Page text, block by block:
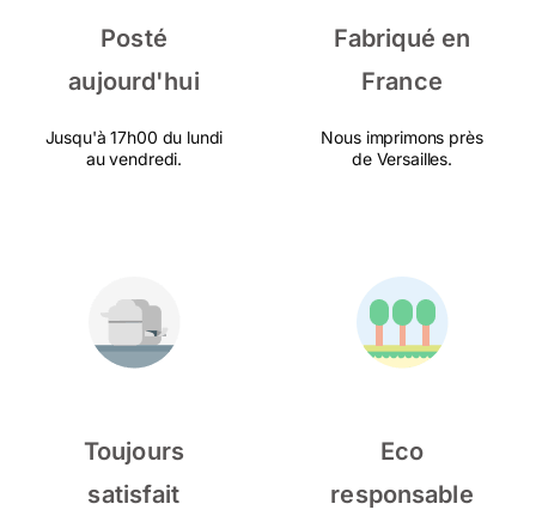
Posté
aujourd'hui
Jusqu'à 17h00 du lundi
au vendredi.
Fabriqué en
France
Nous imprimons près
de Versailles.
Toujours
satisfait
Eco
responsable